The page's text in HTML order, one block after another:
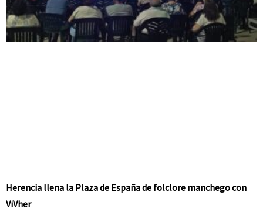
Herencia llena la Plaza de España de folclore manchego con
ViVher